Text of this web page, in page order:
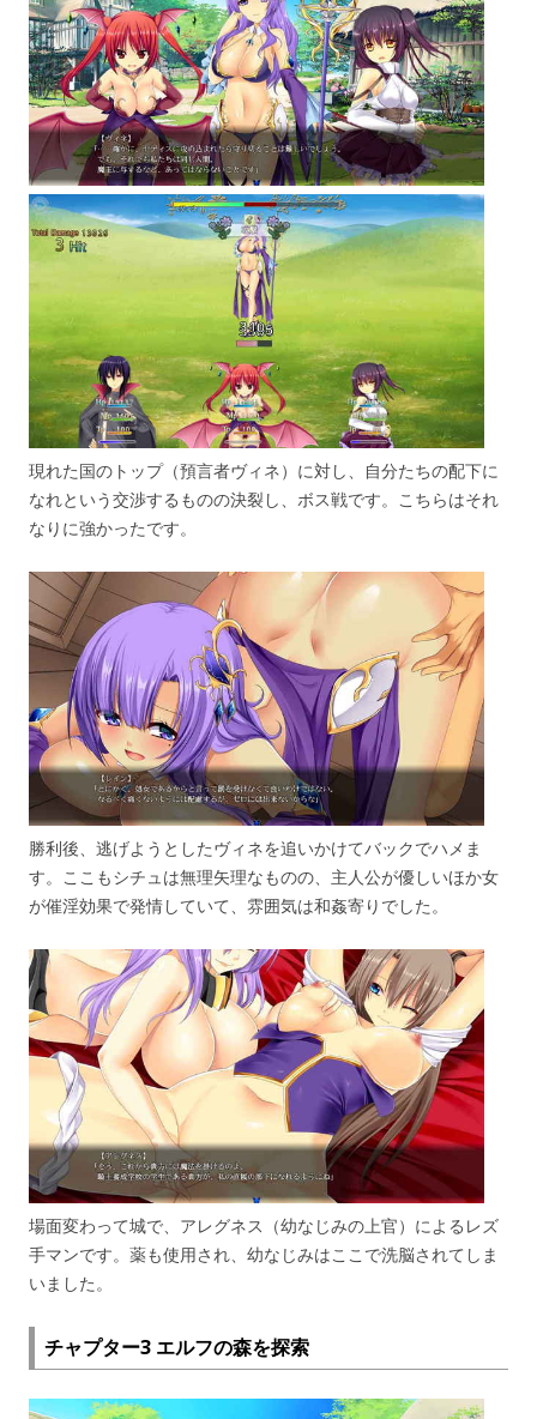
現れた国のトップ（預言者ヴィネ）に対し、自分たちの配下に
なれという交渉するものの決裂し、ボス戦です。こちらはそれ
なりに強かったです。
勝利後、逃げようとしたヴィネを追いかけてバックでハメま
す。ここもシチュは無理矢理なものの、主人公が優しいほか女
が催淫効果で発情していて、雰囲気は和姦寄りでした。
場面変わって城で、アレグネス（幼なじみの上官）によるレズ
手マンです。薬も使用され、幼なじみはここで洗脳されてしま
いました。
チャプター3 エルフの森を探索